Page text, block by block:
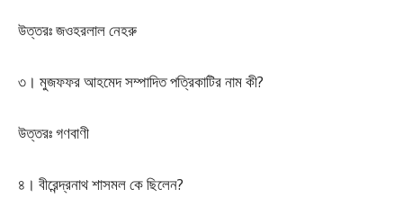
উত্তরঃ জওহরলাল নেহরু
৩। মুজফফর আহমেদ সম্পাদিত পত্রিকাটির নাম কী?
উত্তরঃ গণবাণী
৪। বীরেন্দ্রনাথ শাসমল কে ছিলেন?